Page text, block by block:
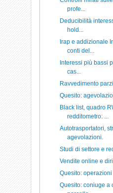
profe...
Deducibilità
hold...
Irap e addizionale
conti del...
Interessi più bassi
cas...
Ravvedimento
Quesito:
Black list, quadro
redditometro: ...
Autotrasportatori,
agevolazioni.
Studi di settore e
Vendite online e
Quesito:
Quesito: coniuge a